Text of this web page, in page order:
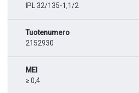
IPL 32/135-1,1/2
Tuotenumero
2152930
MEI
≥ 0,4